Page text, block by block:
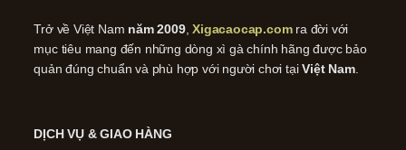
Trở về Việt Nam năm 2009,Xigacaocap.comra đời với
mục tiêu mang đến những dòng xì gà chính hãng được bảo
quản đúng chuẩn và phù hợp với người chơi tạiViệt Nam.
DỊCH VỤ & GIAO HÀNG